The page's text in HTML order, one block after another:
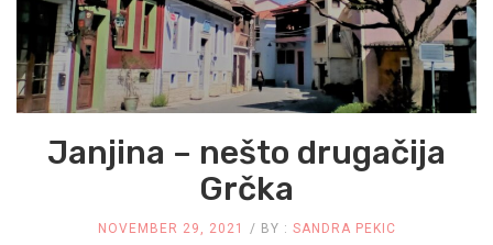
U
KAFIĆU
„UZDRAVLJE“
Janjina – nešto drugačija
Grčka
NOVEMBER 29, 2021 BY : SANDRA PEKIC